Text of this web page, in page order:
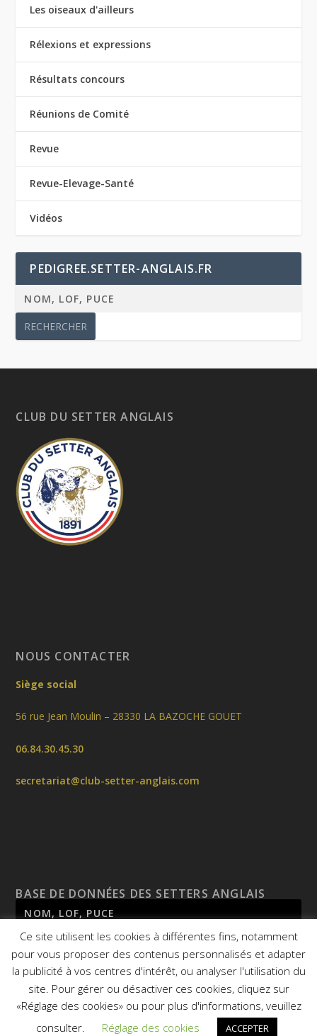
Les oiseaux d'ailleurs
Rélexions et expressions
Résultats concours
Réunions de Comité
Revue
Revue-Elevage-Santé
Vidéos
PEDIGREE.SETTER-ANGLAIS.FR
CLUB DU SETTER ANGLAIS
NOUS CONTACTER
Siège social
56 rue Jean Moulin – 28330 LA BAZOCHE GOUET
06.84.30.45.30
secretariat@club-setter-anglais.com
BASE DE DONNÉES DES SETTERS ANGLAIS
CSA - Site réalisé par Agence Mauve
Ce site utilisent les cookies à différentes fins, notamment
pour vous proposer des contenus personnalisés et adapter
la publicité à vos centres d'intérêt, ou analyser l'utilisation du
site. Pour gérer ou désactiver ces cookies, cliquez sur
«Réglage des cookies» ou pour plus d'informations, veuillez
consulter.
Réglage des cookies ACCEPTER